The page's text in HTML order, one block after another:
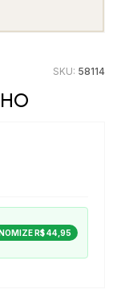
SKU: 58114
R$ 44,95